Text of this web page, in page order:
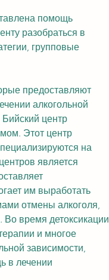
помощь
разобраться в
групповые
предоставляют
алкогольной
Бийский центр
Этот центр
на
является
им выработать
отмены алкоголя,
Во время детоксикации
и многое
зависимости,
в лечении